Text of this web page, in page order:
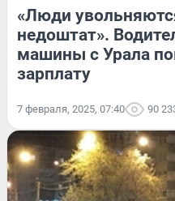
«Люди
недоштат».
машины с Урала
зарплату
7 февраля, 2025, 07:40 90